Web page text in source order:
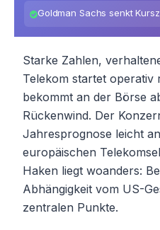
Goldman Sachs senkt
Starke Zahlen,
Telekom startet operativ
bekommt an der Börse
Rückenwind. Der
Jahresprognose leicht
europäischen
Haken liegt woanders:
Abhängigkeit vom US-
zentralen Punkte.